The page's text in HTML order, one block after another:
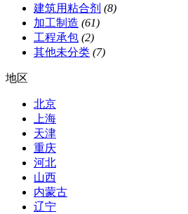
建筑用粘合剂 (8)
加工制造 (61)
工程承包 (2)
其他未分类 (7)
地区
北京
上海
天津
重庆
河北
山西
内蒙古
辽宁